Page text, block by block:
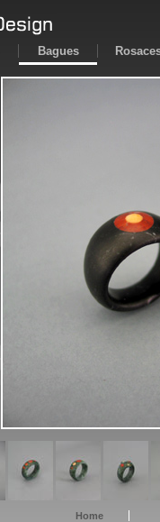
Bagues
Home